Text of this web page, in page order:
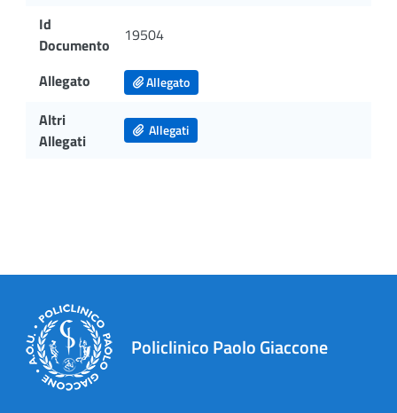
Id
Documento
19504
Allegato Allegato
Altri
Allegati
Allegati
Policlinico Paolo Giaccone